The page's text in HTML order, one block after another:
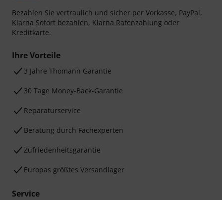
Bezahlen Sie vertraulich und sicher per Vorkasse, PayPal,
Klarna Sofort bezahlen, Klarna Ratenzahlung oder
Kreditkarte.
Ihre Vorteile
3 Jahre Thomann Garantie
30 Tage Money-Back-Garantie
Reparaturservice
Beratung durch Fachexperten
Zufriedenheitsgarantie
Europas größtes Versandlager
Service